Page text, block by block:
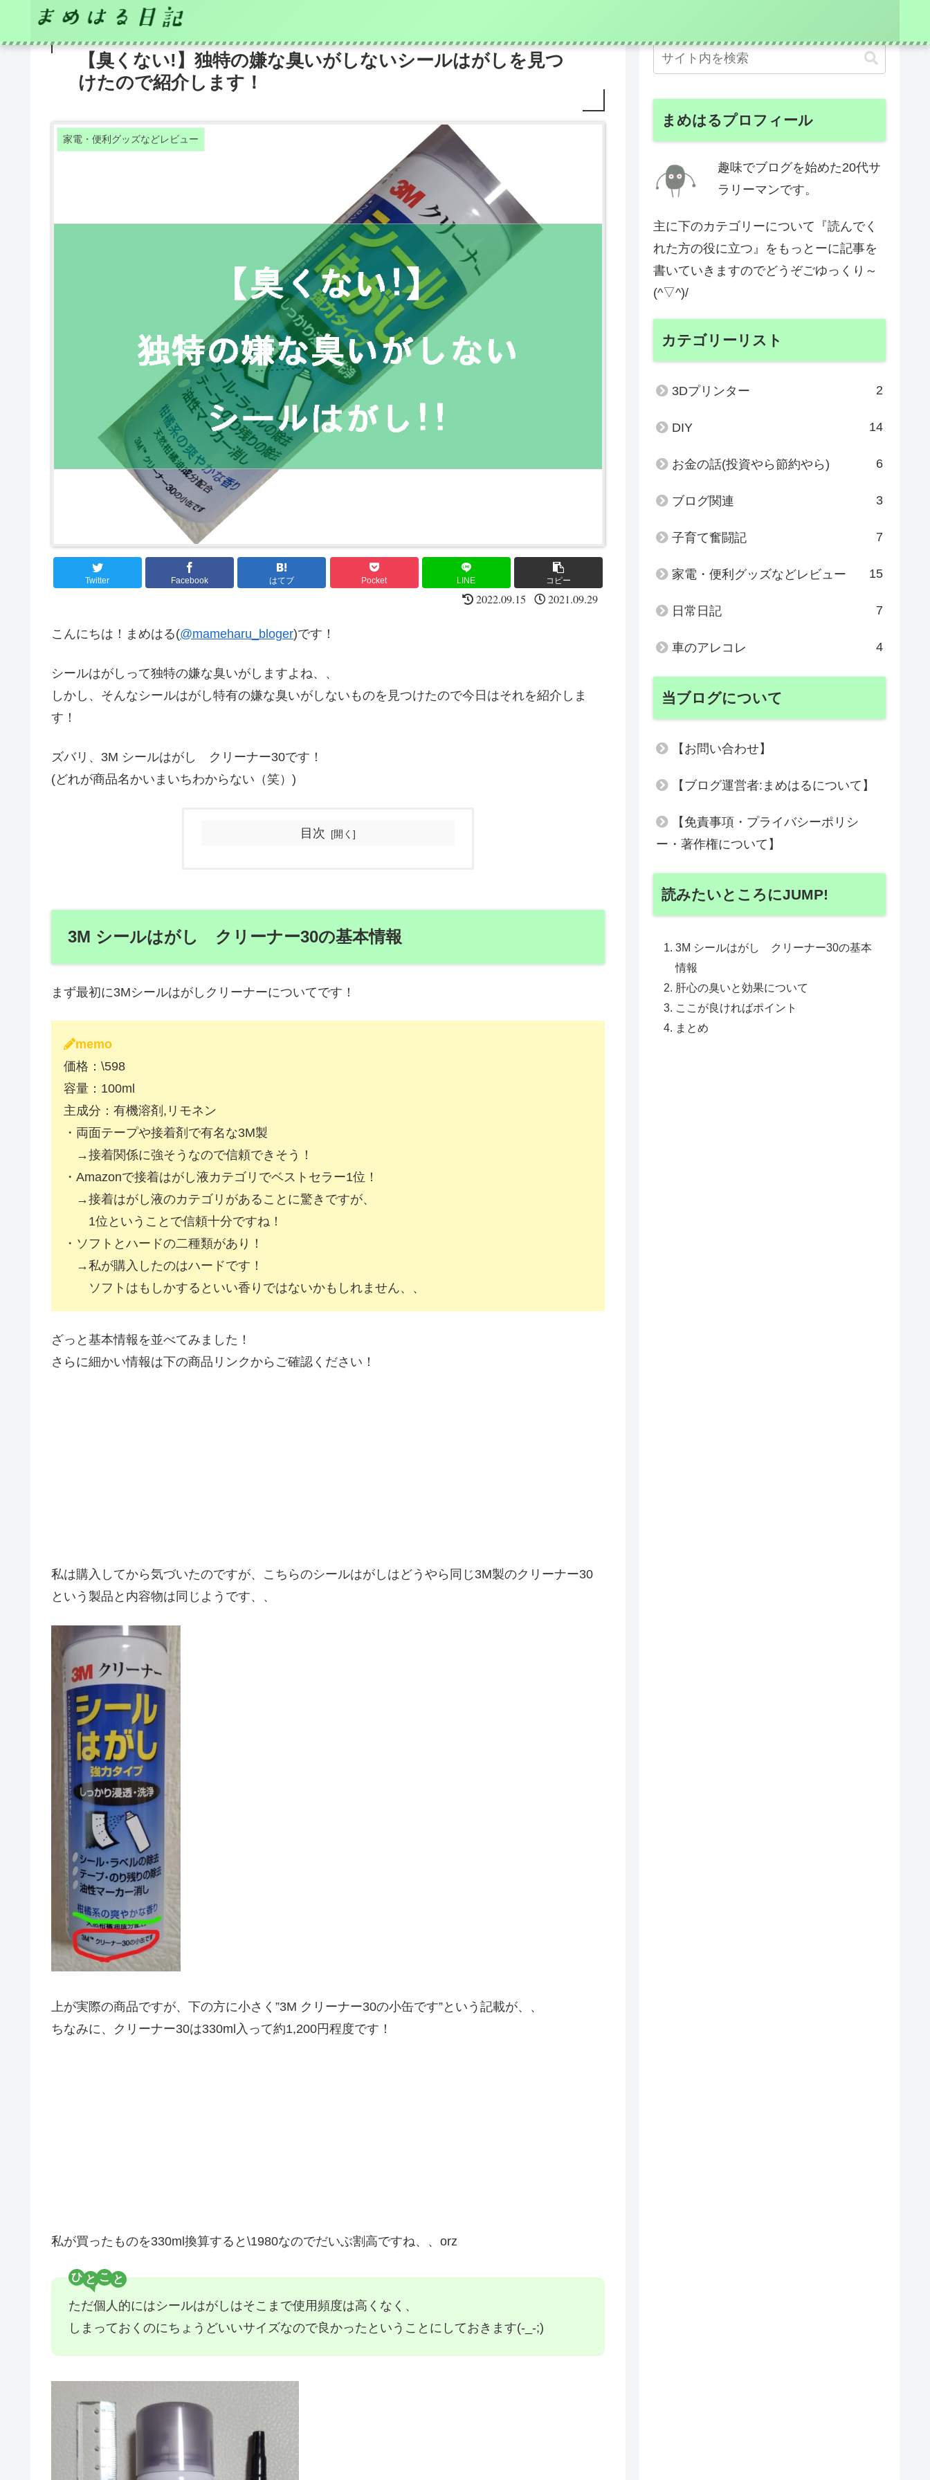
【臭くない!】独特の嫌な臭いがしないシールはがしを見つ
けたので紹介します！
家電・便利グッズなどレビュー
Twitter Facebook はてブ Pocket LINE コピー
2022.09.15 2021.09.29
こんにちは！まめはる(@mameharu_bloger)です！
シールはがしって独特の嫌な臭いがしますよね、、
しかし、そんなシールはがし特有の嫌な臭いがしないものを見つけたので今日はそれを紹介しま
す！
ズバリ、3M シールはがし クリーナー30です！
(どれが商品名かいまいちわからない（笑）)
目次
3M シールはがし クリーナー30の基本情報
まず最初に3Mシールはがしクリーナーについてです！
memo
価格：\598
容量：100ml
主成分：有機溶剤,リモネン
・両面テープや接着剤で有名な3M製
→接着関係に強そうなので信頼できそう！
・Amazonで接着はがし液カテゴリでベストセラー1位！
→接着はがし液のカテゴリがあることに驚きですが、
1位ということで信頼十分ですね！
・ソフトとハードの二種類があり！
→私が購入したのはハードです！
ソフトはもしかするといい香りではないかもしれません、、
ざっと基本情報を並べてみました！
さらに細かい情報は下の商品リンクからご確認ください！
私は購入してから気づいたのですが、こちらのシールはがしはどうやら同じ3M製のクリーナー30
という製品と内容物は同じようです、、
上が実際の商品ですが、下の方に小さく”3M クリーナー30の小缶です”という記載が、、
ちなみに、クリーナー30は330ml入って約1,200円程度です！
私が買ったものを330ml換算すると\1980なのでだいぶ割高ですね、、orz
ひ こ
ただ個人的にはシールはがしはそこまで使用頻度は高くなく、
しまっておくのにちょうどいいサイズなので良かったということにしておきます(-_-;)
まめはるプロフィール
趣味でブログを始めた20代サ
ラリーマンです。
主に下のカテゴリーについて『読んでく
れた方の役に立つ』をもっとーに記事を
書いていきますのでどうぞごゆっくり～
(^▽^)/
カテゴリーリスト
3Dプリンター 2
DIY 14
お金の話(投資やら節約やら) 6
ブログ関連 3
子育て奮闘記 7
家電・便利グッズなどレビュー 15
日常日記 7
車のアレコレ 4
当ブログについて
【お問い合わせ】
【ブログ運営者:まめはるについて】
【免責事項・プライバシーポリシ
ー・著作権について】
読みたいところにJUMP!
3M シールはがし クリーナー30の基本
情報
肝心の臭いと効果について
ここが良ければポイント
まとめ